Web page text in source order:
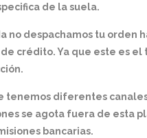
de la suela.
despachamos tu orden
crédito. Ya que este es
tenemos diferentes
se agota fuera de esta
bancarias.